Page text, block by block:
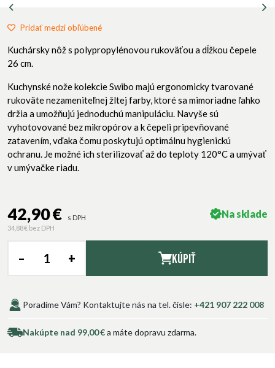
Pridať medzi obľúbené
Kuchársky nôž s polypropylénovou rukoväťou a dĺžkou čepele
26 cm.
Kuchynské nože kolekcie Swibo majú ergonomicky tvarované
rukoväte nezameniteľnej žltej farby, ktoré sa mimoriadne ľahko
držia a umožňujú jednoduchú manipuláciu. Navyše sú
vyhotovované bez mikropórov a k čepeli pripevňované
zatavením, vďaka čomu poskytujú optimálnu hygienickú
ochranu. Je možné ich sterilizovať až do teploty 120°C a umývať
v umývačke riadu.
42,90 €
s DPH
34,88 € bez DPH
Na sklade
– + Kúpiť
Poradíme Vám? Kontaktujte nás na tel. čísle: +421 907 222 008
Nakúpte nad 99,00 €a máte dopravu zdarma.